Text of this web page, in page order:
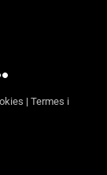
| Termes i